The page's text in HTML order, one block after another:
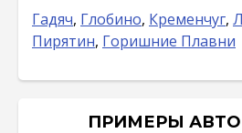
Гадяч, Глобино, Кременчуг,
Пирятин, Горишние Плавни
ПРИМЕРЫ